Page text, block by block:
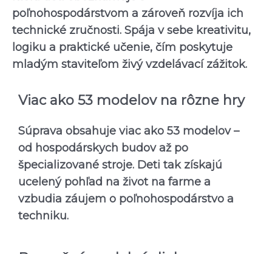
poľnohospodárstvom a zároveň rozvíja ich
technické zručnosti. Spája v sebe kreativitu,
logiku a praktické učenie, čím poskytuje
mladým staviteľom živý vzdelávací zážitok.
Viac ako 53 modelov na rôzne hry
Súprava obsahuje viac ako 53 modelov –
od hospodárskych budov až po
špecializované stroje. Deti tak získajú
ucelený pohľad na život na farme a
vzbudia záujem o poľnohospodárstvo a
techniku.